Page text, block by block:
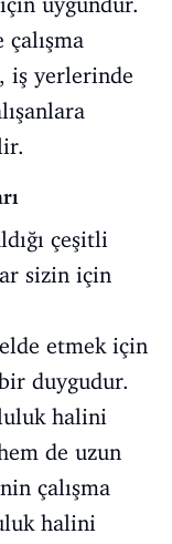
iş yerlerinde
çeşitli
sizin için
etmek için
duygudur.
halini
de uzun
çalışma
halini